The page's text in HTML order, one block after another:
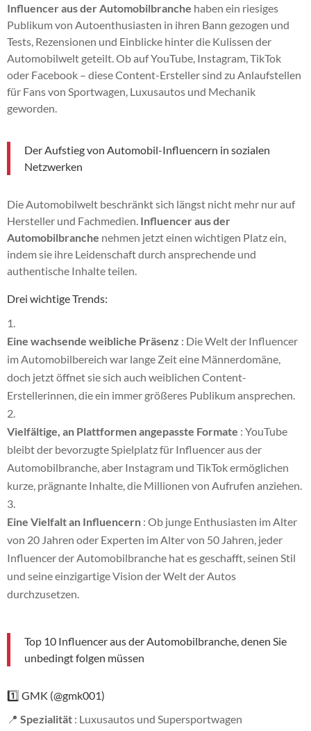
Influencer aus der Automobilbranche haben ein riesiges
Publikum von Autoenthusiasten in ihren Bann gezogen und
Tests, Rezensionen und Einblicke hinter die Kulissen der
Automobilwelt geteilt. Ob auf YouTube, Instagram, TikTok
oder Facebook – diese Content-Ersteller sind zu Anlaufstellen
für Fans von Sportwagen, Luxusautos und Mechanik
geworden.
Der Aufstieg von Automobil-Influencern in sozialen
Netzwerken
Die Automobilwelt beschränkt sich längst nicht mehr nur auf
Hersteller und Fachmedien. Influencer aus der
Automobilbranche nehmen jetzt einen wichtigen Platz ein,
indem sie ihre Leidenschaft durch ansprechende und
authentische Inhalte teilen.
Drei wichtige Trends:
Eine wachsende weibliche Präsenz : Die Welt der Influencer
im Automobilbereich war lange Zeit eine Männerdomäne,
doch jetzt öffnet sie sich auch weiblichen Content-
Erstellerinnen, die ein immer größeres Publikum ansprechen.
Vielfältige, an Plattformen angepasste Formate : YouTube
bleibt der bevorzugte Spielplatz für Influencer aus der
Automobilbranche, aber Instagram und TikTok ermöglichen
kurze, prägnante Inhalte, die Millionen von Aufrufen anziehen.
Eine Vielfalt an Influencern : Ob junge Enthusiasten im Alter
von 20 Jahren oder Experten im Alter von 50 Jahren, jeder
Influencer der Automobilbranche hat es geschafft, seinen Stil
und seine einzigartige Vision der Welt der Autos
durchzusetzen.
Top 10 Influencer aus der Automobilbranche, denen Sie
unbedingt folgen müssen
1️⃣ GMK (@gmk001)
📍 Spezialität : Luxusautos und Supersportwagen